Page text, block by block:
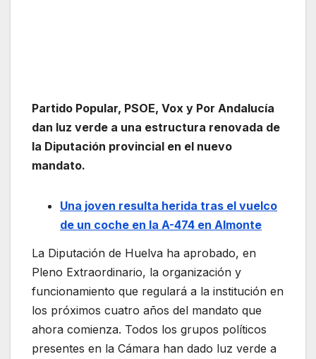
Partido Popular, PSOE, Vox y Por Andalucía
dan luz verde a una estructura renovada de
la Diputación provincial en el nuevo
mandato.
Una joven resulta herida tras el vuelco
de un coche en la A-474 en Almonte
La Diputación de Huelva ha aprobado, en
Pleno Extraordinario, la organización y
funcionamiento que regulará a la institución en
los próximos cuatro años del mandato que
ahora comienza. Todos los grupos políticos
presentes en la Cámara han dado luz verde a